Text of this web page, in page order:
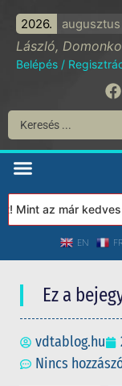
2026. augusztus
László,
Belépés /
az már kedves
EN FR
Ez a
vdtablog.hu
Nincs